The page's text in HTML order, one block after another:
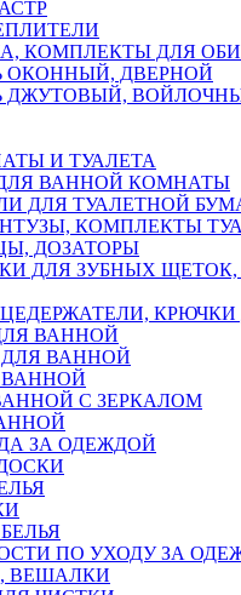
КОМПЛЕКТЫ ДЛЯ
ОКОННЫЙ, ДВЕРНОЙ
ДЖУТОВЫЙ,
И ТУАЛЕТА
ВАННОЙ КОМНАТЫ
ДЛЯ ТУАЛЕТНОЙ
КОМПЛЕКТЫ
ДОЗАТОРЫ
ДЛЯ ЗУБНЫХ
ВАННОЙ
ВАННОЙ
С ЗЕРКАЛОМ
ЗА ОДЕЖДОЙ
ПО УХОДУ ЗА
ВЕШАЛКИ